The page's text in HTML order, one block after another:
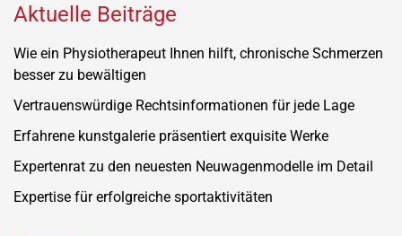
Aktuelle Beiträge
Wie ein Physiotherapeut Ihnen hilft, chronische Schmerzen
besser zu bewältigen
Vertrauenswürdige Rechtsinformationen für jede Lage
Erfahrene kunstgalerie präsentiert exquisite Werke
Expertenrat zu den neuesten Neuwagenmodelle im Detail
Expertise für erfolgreiche sportaktivitäten